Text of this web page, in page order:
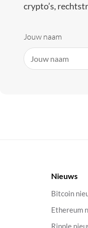
crypto’s,
Jouw naam
Nieuws
Bitcoin
Ethereum
Ripple